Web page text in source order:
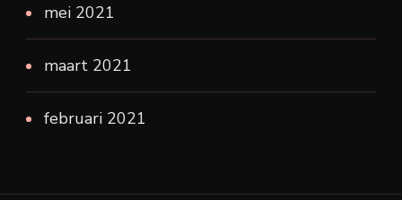
mei 2021
maart 2021
februari 2021